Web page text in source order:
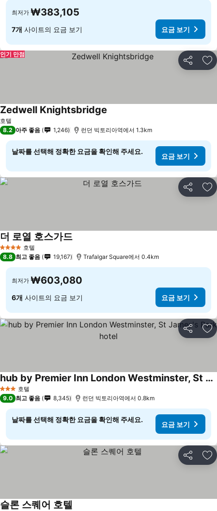
최저가 ₩383,105
7개 사이트의 요금 보기 요금 보기
공유 즐
인기 만점
호텔
Zedwell Knightsbridge
8.2 아주 좋음 1,246 런던 빅토리아역에서 1.3km
날짜를 선택해 정확한 요금을 확인해 주세요.
요금 보기
공유 즐
4 성급 호텔
더 로열 호스가드요금 보기
8.8 최고 좋음 19,167 Trafalgar Square에서 0.4km
최저가 ₩603,080
6개 사이트의 요금 보기 요금 보기
공유 즐
3 성급 호텔
hub by Premier Inn London Westminster, St James's Park hotel
요금 보기
9.0 최고 좋음 8,345 런던 빅토리아역에서 0.8km
날짜를 선택해 정확한 요금을 확인해 주세요.
요금 보기
공유 즐
슬론 스퀘어 호텔